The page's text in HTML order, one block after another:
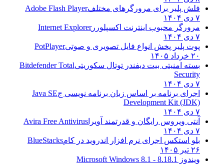
فلش پلیر برای مرورگرهای مختلفAdobe Flash Player
۷ دی ۱۴۰۴
مرورگر محبوب اینترنت اکسپلوررInternet Explorer
۷ دی ۱۴۰۴
پوت پلیر پخش انواع فایل تصویری و صوتیPotPlayer
۲۰ خرداد ۱۴۰۵
بسته امنیتی بیت دیفندر توتال سکوریتیBitdefender Total
Security
۷ دی ۱۴۰۴
اجرای برنامه بر اساس زبان برنامه نویسی جJava SE
Development Kit (JDK)
۷ دی ۱۴۰۴
آنتی ویروس رایگان و قدرتمند آویرا Avira Free Antivirus
۷ دی ۱۴۰۴
بلو استکس اجرای نرم افزار اندروید در کامBlueStacks
۲۶ تیر ۱۴۰۵
ویندوز 8.1
8.1 - Microsoft Windows 8.1